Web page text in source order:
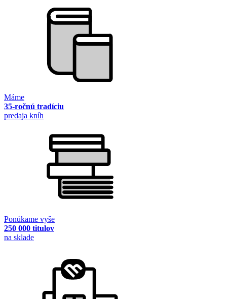
Máme
35-ročnú tradíciu
predaja kníh
Ponúkame vyše
250 000 titulov
na sklade